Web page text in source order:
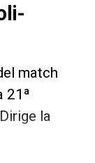
match
21ª
Dirige la